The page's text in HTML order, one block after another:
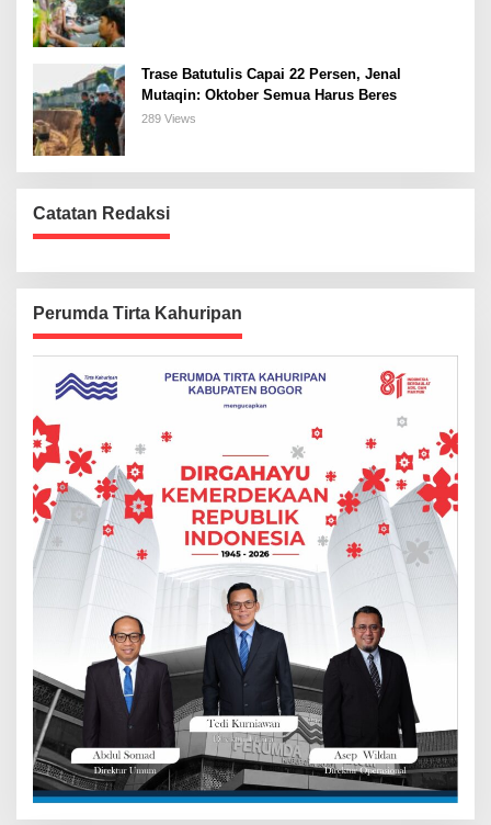
Trase Batutulis Capai 22 Persen, Jenal
Mutaqin: Oktober Semua Harus Beres
289 Views
Catatan Redaksi
Perumda Tirta Kahuripan